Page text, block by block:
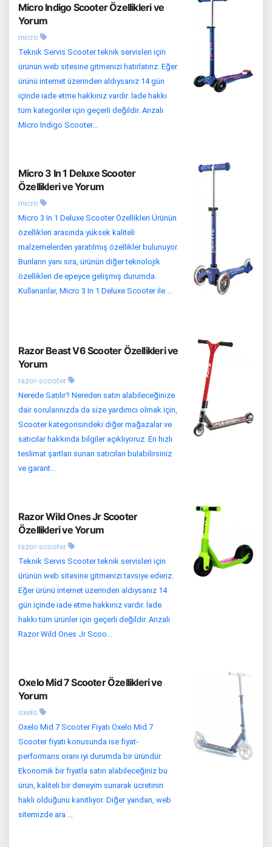
Micro Indigo Scooter Özellikleri ve
Yorum
micro
Teknik Servis Scooter teknik servisleri için
ürünün web sitesine gitmenizi hatırlatırız. Eğer
ürünü internet üzerinden aldıysanız 14 gün
içinde iade etme hakkınız vardır. İade hakkı
tüm kategoriler için geçerli değildir. Arızalı
Micro Indigo Scooter...
Micro 3 In 1 Deluxe Scooter
Özellikleri ve Yorum
micro
Micro 3 In 1 Deluxe Scooter Özellikleri Ürünün
özellikleri arasında yüksek kaliteli
malzemelerden yaratılmış özellikler bulunuyor.
Bunların yanı sıra, ürünün diğer teknolojik
özellikleri de epeyce gelişmiş durumda.
Kullananlar, Micro 3 In 1 Deluxe Scooter ile ...
Razor Beast V6 Scooter Özellikleri ve
Yorum
razor-scooter
Nerede Satılır? Nereden satın alabileceğinize
dair sorularınızda da size yardımcı olmak için,
Scooter kategorisindeki diğer mağazalar ve
satıcılar hakkında bilgiler açıklıyoruz. En hızlı
teslimat şartları sunan satıcıları bulabilirsiniz
ve garant...
Razor Wild Ones Jr Scooter
Özellikleri ve Yorum
razor-scooter
Teknik Servis Scooter teknik servisleri için
ürünün web sitesine gitmenizi tavsiye ederiz.
Eğer ürünü internet üzerinden aldıysanız 14
gün içinde iade etme hakkınız vardır. İade
hakkı tüm ürünler için geçerli değildir. Arızalı
Razor Wild Ones Jr Scoo...
Oxelo Mid 7 Scooter Özellikleri ve
Yorum
oxelo
Oxelo Mid 7 Scooter Fiyatı Oxelo Mid 7
Scooter fiyatı konusunda ise fiyat-
performans oranı iyi durumda bir üründür.
Ekonomik bir fiyatla satın alabileceğiniz bu
ürün, kaliteli bir deneyim sunarak ücretinin
haklı olduğunu kanıtlıyor. Diğer yandan, web
sitemizde ara ...